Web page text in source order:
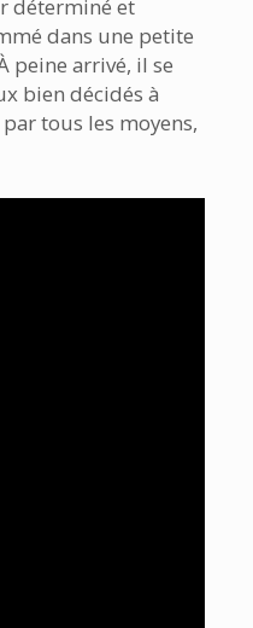
déterminé et
dans une petite
peine arrivé, il se
bien décidés à
tous les moyens,